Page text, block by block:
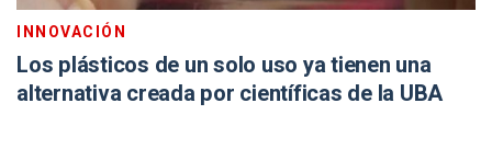
INNOVACIÓN
Los plásticos de un solo uso ya tienen una
alternativa creada por científicas de la UBA